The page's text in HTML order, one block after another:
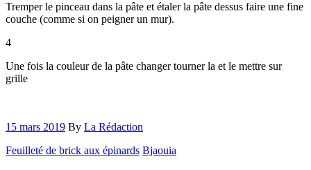
Tremper le pinceau dans la pâte et étaler la pâte dessus faire une fine
couche (comme si on peigner un mur).
4
Une fois la couleur de la pâte changer tourner la et le mettre sur
grille
15 mars 2019 By La Rédaction
Feuilleté de brick aux épinards Bjaouia